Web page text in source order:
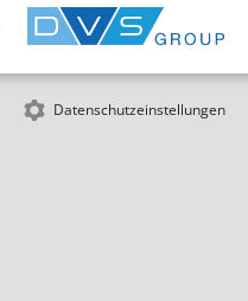
Datenschutzeinstellungen